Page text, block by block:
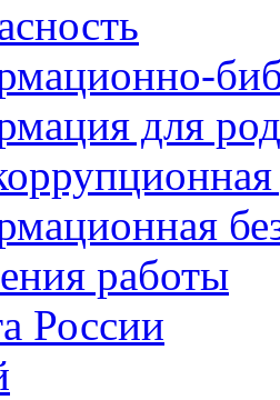
для
работы
России